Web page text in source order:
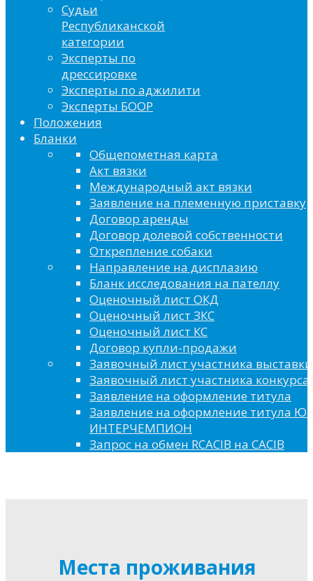
Судьи
Республиканской
категории
Эксперты по
дрессировке
Эксперты по аджилити
Эксперты БООР
Положения
Бланки
Общепометная карта
Акт вязки
Международный акт вязки
Заявление на племенную приставку
Договор аренды
Договор долевой собственности
Открепление собаки
Направление на дисплазию
Бланк исследования на пателлу
Оценочный лист ОКД
Оценочный лист ЗКС
Оценочный лист КС
Договор купли-продажи
Заявочный лист участника выставки
Заявочный лист участника конкурса
Заявление на оформление титула
Заявление на оформление титула
ИНТЕРЧЕМПИОН
Запрос на обмен RCACIB на CACIB
Места проживания